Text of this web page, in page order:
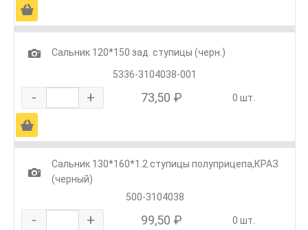
Ä
1
Сальник 120*150 зад. ступицы (черн.)
5336-3104038-001
- + 73,50 ₽ 0 шт.
Ä
1
Сальник 130*160*1.2 ступицы полуприцепа,КРАЗ
(черный)
500-3104038
- + 99,50 ₽ 0 шт.